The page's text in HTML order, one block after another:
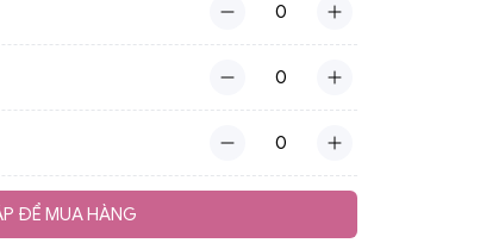
ĐỂ MUA HÀNG